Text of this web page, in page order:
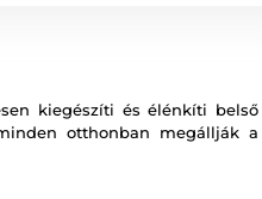
kiegészíti és élénkíti belső
otthonban megállják a